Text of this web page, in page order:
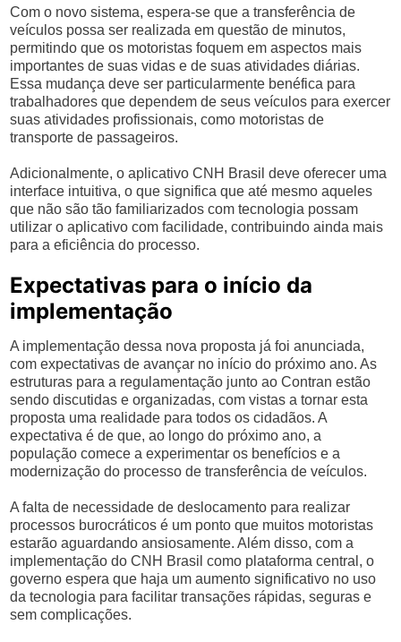
Com o novo sistema, espera-se que a transferência de
veículos possa ser realizada em questão de minutos,
permitindo que os motoristas foquem em aspectos mais
importantes de suas vidas e de suas atividades diárias.
Essa mudança deve ser particularmente benéfica para
trabalhadores que dependem de seus veículos para exercer
suas atividades profissionais, como motoristas de
transporte de passageiros.
Adicionalmente, o aplicativo CNH Brasil deve oferecer uma
interface intuitiva, o que significa que até mesmo aqueles
que não são tão familiarizados com tecnologia possam
utilizar o aplicativo com facilidade, contribuindo ainda mais
para a eficiência do processo.
Expectativas para o início da
implementação
A implementação dessa nova proposta já foi anunciada,
com expectativas de avançar no início do próximo ano. As
estruturas para a regulamentação junto ao Contran estão
sendo discutidas e organizadas, com vistas a tornar esta
proposta uma realidade para todos os cidadãos. A
expectativa é de que, ao longo do próximo ano, a
população comece a experimentar os benefícios e a
modernização do processo de transferência de veículos.
A falta de necessidade de deslocamento para realizar
processos burocráticos é um ponto que muitos motoristas
estarão aguardando ansiosamente. Além disso, com a
implementação do CNH Brasil como plataforma central, o
governo espera que haja um aumento significativo no uso
da tecnologia para facilitar transações rápidas, seguras e
sem complicações.